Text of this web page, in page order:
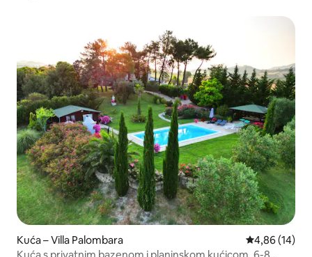
Kuća – Villa Palombara Prosječna
4,86 (14)
Kuća s privatnim bazenom i planinskom kućicom, 6-8